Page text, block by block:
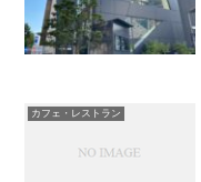
カフェ・レストラン